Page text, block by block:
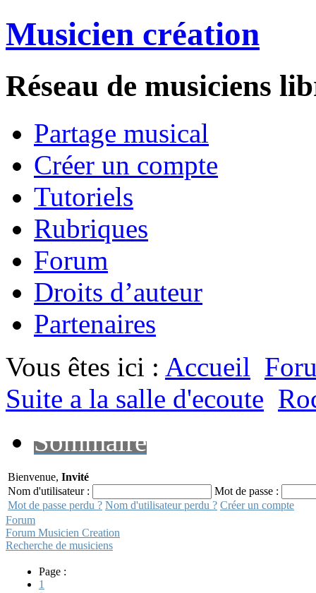
Musicien création
Réseau de musiciens
Partage musical
Créer un compte
Tutoriels
Rubriques
Forum
Droits d’auteur
Partenaires
Vous êtes ici : Accueil
Suite a la salle d'ecoute
Sommaire
Bienvenue, Invité
Nom d'utilisateur :
Mot de passe :
Mot de passe perdu ? Nom d'utilisateur perdu ? Créer un compte
Forum
Forum Musicien Creation
Recherche de musiciens
Page :
1